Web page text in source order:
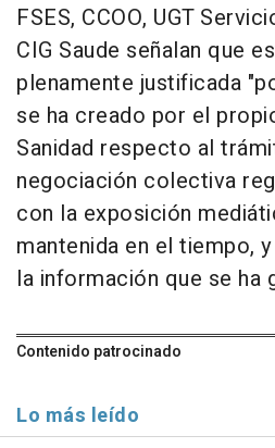
FSES, CCOO, UGT
CIG Saude señalan que
plenamente justificada
se ha creado por el
Sanidad respecto al
negociación colectiva
con la exposición
mantenida en el tiempo,
la información que se ha
Contenido patrocinado
Lo más leído